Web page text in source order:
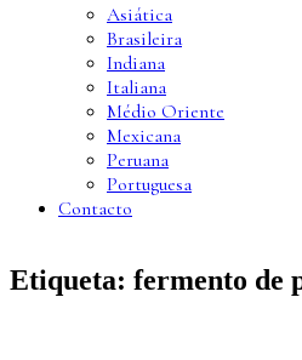
Asiática
Brasileira
Indiana
Italiana
Médio Oriente
Mexicana
Peruana
Portuguesa
Contacto
Etiqueta: fermento de